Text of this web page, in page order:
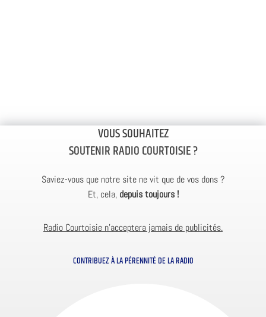
VOUS SOUHAITEZ
SOUTENIR RADIO COURTOISIE ?
Saviez-vous que notre site ne vit que de vos dons ?
Et, cela, depuis toujours !
Radio Courtoisie n’acceptera jamais de publicités.
CONTRIBUEZ À LA PÉRENNITÉ DE LA RADIO